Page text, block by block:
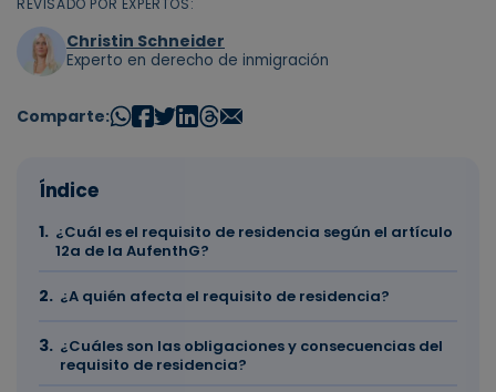
Christin Schneider
Experto en derecho de inmigración
Comparte:
Índice
¿Cuál es el requisito de residencia según el artículo
12a de la AufenthG?
¿A quién afecta el requisito de residencia?
¿Cuáles son las obligaciones y consecuencias del
requisito de residencia?